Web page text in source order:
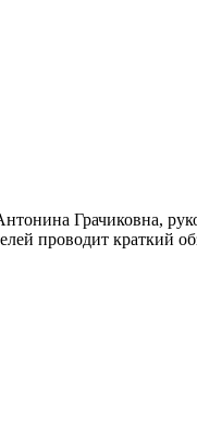
Грачиковна,
проводит краткий